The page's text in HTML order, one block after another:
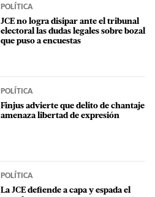
POLÍTICA
JCE no logra disipar ante el tribunal
electoral las dudas legales sobre bozal
que puso a encuestas
POLÍTICA
Finjus advierte que delito de chantaje
amenaza libertad de expresión
POLÍTICA
La JCE defiende a capa y espada el